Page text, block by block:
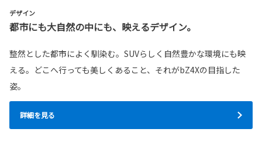
デザイン
都市にも大自然の中にも、映えるデザイン。
整然とした都市によく馴染む。SUVらしく自然豊かな環境にも映
える。どこへ行っても美しくあること、それがbZ4Xの目指した
姿。
詳細を見る